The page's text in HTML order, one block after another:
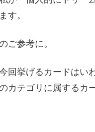
す。
ご参考に。
回挙げるカードはい
カテゴリに属するカ